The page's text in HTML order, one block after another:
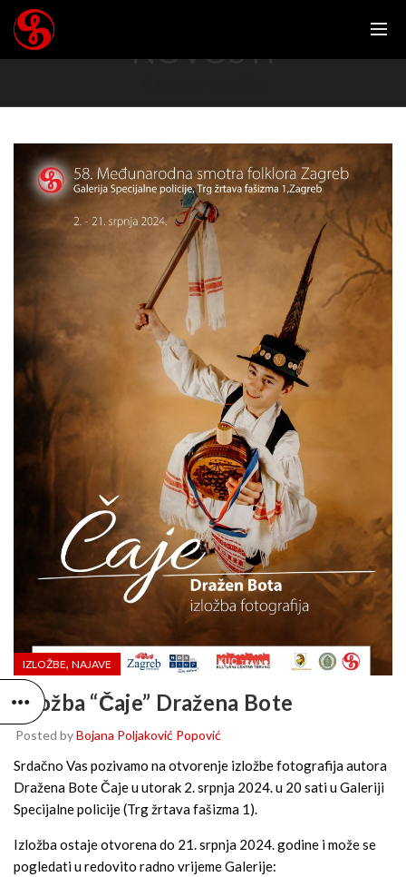
NOVOSTI
IZLOŽBE, NAJAVE
Izložba “Čaje” Dražena Bote
Posted byBojana Poljaković Popović
Srdačno Vas pozivamo na otvorenje izložbe fotografija autora
Dražena BoteČajeu utorak 2. srpnja 2024. u 20 sati u Galeriji
Specijalne policije (Trg žrtava fašizma 1).
Izložba ostaje otvorena do 21. srpnja 2024. godine i može se
pogledati u redovito radno vrijeme Galerije: